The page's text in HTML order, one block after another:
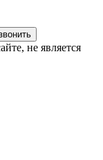
не является